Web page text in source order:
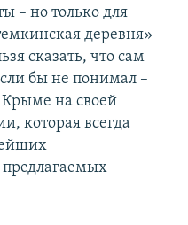
– но только для
деревня»
сказать, что сам
бы не понимал –
Крыме на своей
которая всегда
предлагаемых